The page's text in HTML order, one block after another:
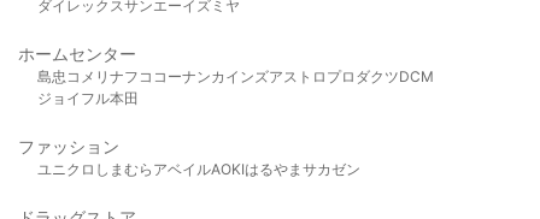
ダイレックスサンエーイズミヤ
ホームセンター
島忠 コメリ ナフコ コーナンカインズアストロプロダクツDCM
ジョイフル本田
ファッション
ユニクロ しまむら アベイルAOKIはるやま サカゼン